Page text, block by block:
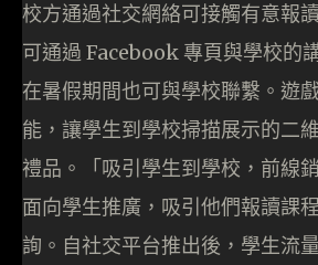
校方通過社交網絡可接觸有意報
可通過 Facebook 專頁與學校的
在暑假期間也可與學校聯繫。遊
能，讓學生到學校掃描展示的二
禮品。「吸引學生到學校，前線
面向學生推廣，吸引他們報讀課
詢。自社交平台推出後，學生流